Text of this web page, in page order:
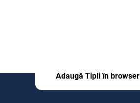
Adaugă Tipli în browser